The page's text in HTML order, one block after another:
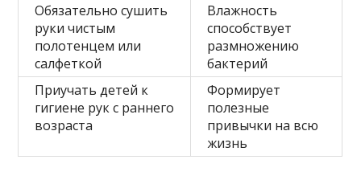
Обязательно сушить
руки чистым
полотенцем или
салфеткой
Влажность
способствует
размножению
бактерий
Приучать детей к
гигиене рук с раннего
возраста
Формирует
полезные
привычки на всю
жизнь